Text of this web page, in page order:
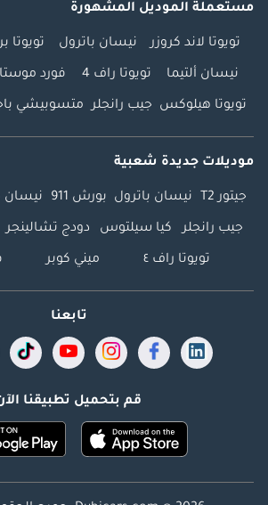
مستعملة الموديل المشهورة
تويوتا لاند كروزر نيسان باترول تويوتا
نيسان ألتيما تويوتا راف 4 فورد
تويوتا هيلوكس جيب رانجلر متسوبيشي
موديلات جديدة شعبية
جيتور T2 نيسان باترول بورش 911
جيب رانجلر كيا سيلتوس دودج تشالينجر
تويوتا راف ٤ ميني كوبر
تابعنا
قم بتحميل تطبيقنا